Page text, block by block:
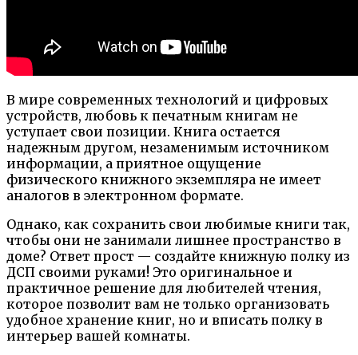
В мире современных технологий и цифровых
устройств, любовь к печатным книгам не
уступает свои позиции. Книга остается
надежным другом, незаменимым источником
информации, а приятное ощущение
физического книжного экземпляра не имеет
аналогов в электронном формате.
Однако, как сохранить свои любимые книги так,
чтобы они не занимали лишнее пространство в
доме? Ответ прост — создайте книжную полку из
ДСП своими руками! Это оригинальное и
практичное решение для любителей чтения,
которое позволит вам не только организовать
удобное хранение книг, но и вписать полку в
интерьер вашей комнаты.